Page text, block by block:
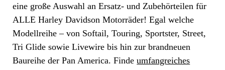
eine große Auswahl an Ersatz- und Zubehörteilen für
ALLE Harley Davidson Motorräder! Egal welche
Modellreihe – von Softail, Touring, Sportster, Street,
Tri Glide sowie Livewire bis hin zur brandneuen
Baureihe der Pan America. Findeumfangreiches